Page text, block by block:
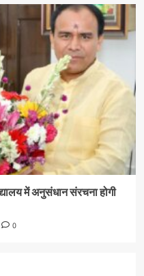
में अनुसंधान संरचना होगी
0